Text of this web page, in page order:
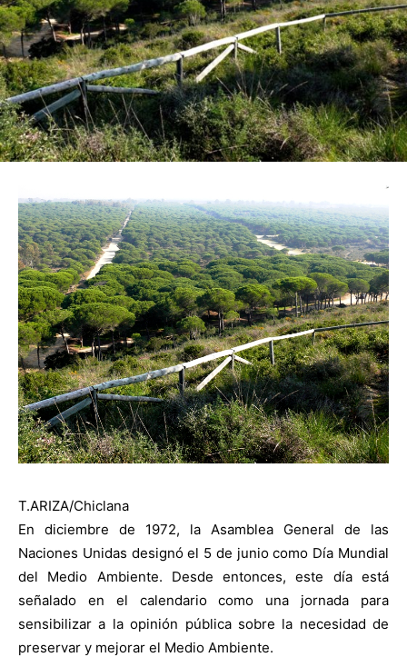
T.ARIZA/Chiclana
En diciembre de 1972, la Asamblea General de las
Naciones Unidas designó el 5 de junio como Día Mundial
del Medio Ambiente. Desde entonces, este día está
señalado en el calendario como una jornada para
sensibilizar a la opinión pública sobre la necesidad de
preservar y mejorar el Medio Ambiente.